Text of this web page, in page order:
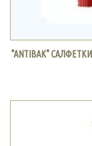
"ANTIBAK"